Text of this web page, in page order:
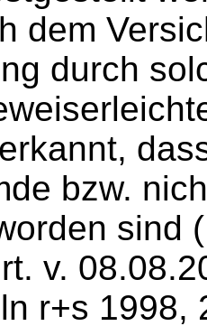
dem
durch
bzw.
sind
v.
r+s 1998,